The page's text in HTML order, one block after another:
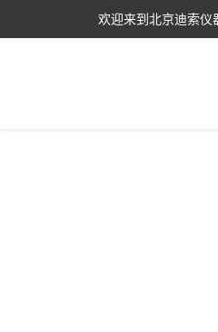
欢迎来到北京迪索仪